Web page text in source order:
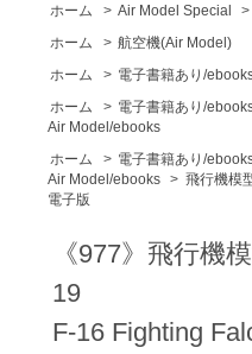
ホーム > Air Model Special >
ホーム
> 航空機(Air Model)
ホーム
> 電子書籍あり/
ホーム
> 電子書籍あり/
Air Model/ebooks
ホーム
> 電子書籍あり/
Air Model/ebooks > 飛行機模
電子版
《977》飛行機
19
F-16 Fighting